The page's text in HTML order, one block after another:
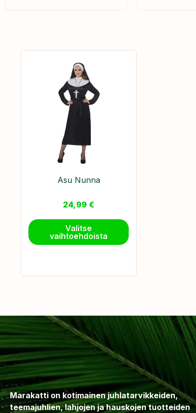
Asu Nunna
24,99 €
Valitse
vaihtoehdoista
Marakatti on kotimainen juhlatarvikkeiden,
teemajuhlien, lahjojen ja hauskojen tuotteiden